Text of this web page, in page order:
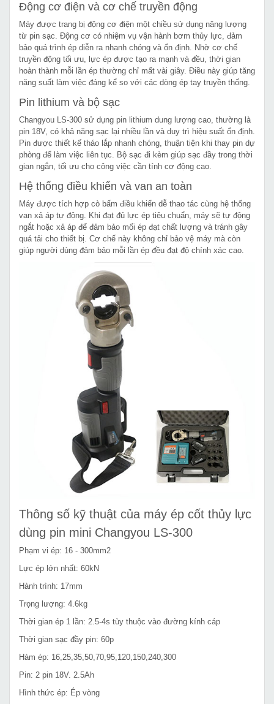
Động cơ điện và cơ chế truyền động
Máy được trang bị động cơ điện một chiều sử dụng năng lượng
từ pin sạc. Động cơ có nhiệm vụ vận hành bơm thủy lực, đảm
bảo quá trình ép diễn ra nhanh chóng và ổn định. Nhờ cơ chế
truyền động tối ưu, lực ép được tạo ra mạnh và đều, thời gian
hoàn thành mỗi lần ép thường chỉ mất vài giây. Điều này giúp tăng
năng suất làm việc đáng kể so với các dòng ép tay truyền thống.
Pin lithium và bộ sạc
Changyou LS-300 sử dụng pin lithium dung lượng cao, thường là
pin 18V, có khả năng sạc lại nhiều lần và duy trì hiệu suất ổn định.
Pin được thiết kế tháo lắp nhanh chóng, thuận tiện khi thay pin dự
phòng để làm việc liên tục. Bộ sạc đi kèm giúp sạc đầy trong thời
gian ngắn, tối ưu cho công việc cần tính cơ động cao.
Hệ thống điều khiển và van an toàn
Máy được tích hợp cò bấm điều khiển dễ thao tác cùng hệ thống
van xả áp tự động. Khi đạt đủ lực ép tiêu chuẩn, máy sẽ tự động
ngắt hoặc xả áp để đảm bảo mối ép đạt chất lượng và tránh gây
quá tải cho thiết bị. Cơ chế này không chỉ bảo vệ máy mà còn
giúp người dùng đảm bảo mỗi lần ép đều đạt độ chính xác cao.
Thông số kỹ thuật của máy ép cốt thủy lực
dùng pin mini Changyou LS-300
Phạm vi ép: 16 - 300mm2
Lực ép lớn nhất: 60kN
Hành trình: 17mm
Trọng lượng: 4.6kg
Thời gian ép 1 lần: 2.5-4s tùy thuộc vào đường kính cáp
Thời gian sạc đầy pin: 60p
Hàm ép: 16,25,35,50,70,95,120,150,240,300
Pin: 2 pin 18V. 2.5Ah
Hình thức ép: Ép vòng